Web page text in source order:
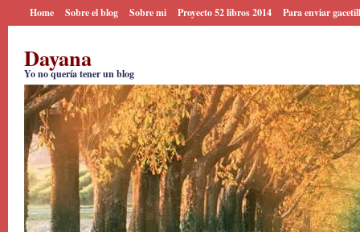
Home Sobre el blog Sobre mi Proyecto 52 libros 2014 Para enviar
Dayana
Yo no quería tener un blog